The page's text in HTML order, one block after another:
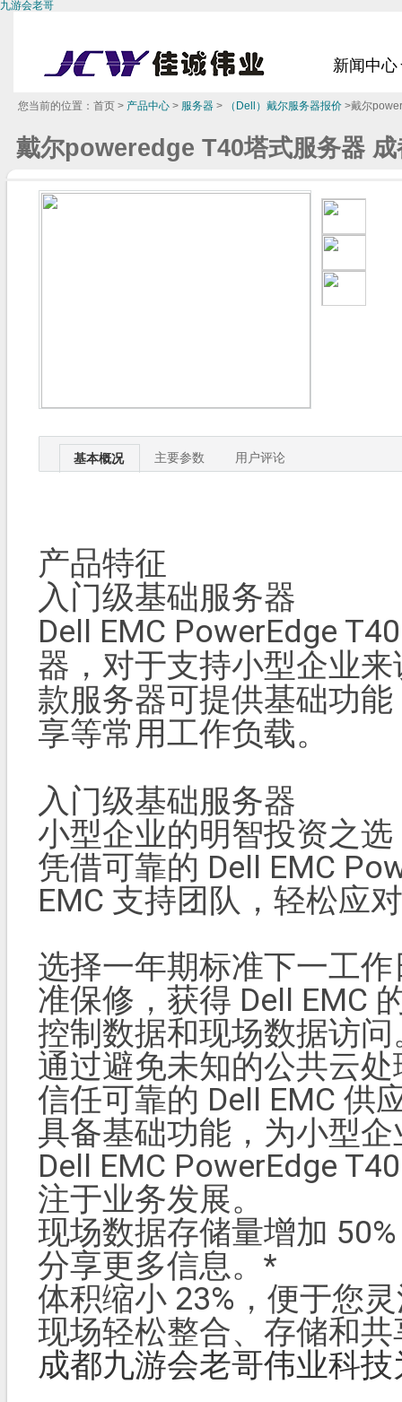
九游会老哥
新闻中心
您当前的位置： 首页 > 产品中心 > 服务器 > （Dell）戴尔服务器报价 >戴尔
戴尔poweredge T40塔式服务器
基本概况 主要参数 用户评论
产品特征
入门级基础服务器
Dell EMC PowerEdge
器，对于支持小型企业
款服务器可提供基
享等常用工作负载。
入门级基础服务器
小型企业的明智投资之选
凭借可靠的 Dell EMC
EMC 支持团队，轻松应
选择一年期标准下一工
准保修，获得 Dell EMC
控制数据和现场数据访问
通过避免未知的公共云
信任可靠的 Dell EMC 供
具备基础功能，为小型
Dell EMC PowerEdge
注于业务发展。
现场数据存储量增加
分享更多信息。*
体积缩小 23%，便于您
现场轻松整合、存储和
成都九游会老哥伟业科